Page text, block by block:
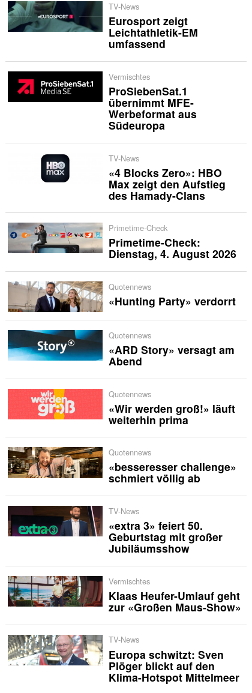
TV-News
Eurosport zeigt
Leichtathletik-EM
umfassend
Vermischtes
ProSiebenSat.1
übernimmt MFE-
Werbeformat aus
Südeuropa
TV-News
«4 Blocks Zero»: HBO
Max zeigt den Aufstieg
des Hamady-Clans
Primetime-Check
Primetime-Check:
Dienstag, 4. August 2026
Quotennews
«Hunting Party» verdorrt
Quotennews
«ARD Story» versagt am
Abend
Quotennews
«Wir werden groß!» läuft
weiterhin prima
Quotennews
«besseresser challenge»
schmiert völlig ab
TV-News
«extra 3» feiert 50.
Geburtstag mit großer
Jubiläumsshow
Vermischtes
Klaas Heufer-Umlauf geht
zur «Großen Maus-Show»
TV-News
Europa schwitzt: Sven
Plöger blickt auf den
Klima-Hotspot Mittelmeer